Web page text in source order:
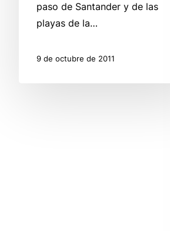
paso de Santander y de las
playas de la…
9 de octubre de 2011